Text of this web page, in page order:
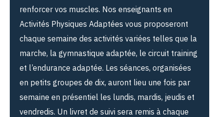
renforcer vos muscles. Nos enseignants en
Activités Physiques Adaptées vous proposeront
chaque semaine des activités variées telles que la
marche, la gymnastique adaptée, le circuit training
et l’endurance adaptée. Les séances, organisées
en petits groupes de dix, auront lieu une fois par
semaine en présentiel les lundis, mardis, jeudis et
vendredis. Un livret de suivi sera remis à chaque